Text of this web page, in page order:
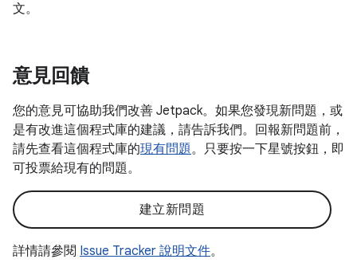
文。
意見回饋
您的意見可協助我們改善 Jetpack。如果您發現新問題，或
是有改進這個程式庫的建議，請告訴我們。回報新問題前，
請先查看這個程式庫的現有問題。只要按一下星號按鈕，即
可投票給現有的問題。
建立新問題
詳情請參閱 Issue Tracker 說明文件。